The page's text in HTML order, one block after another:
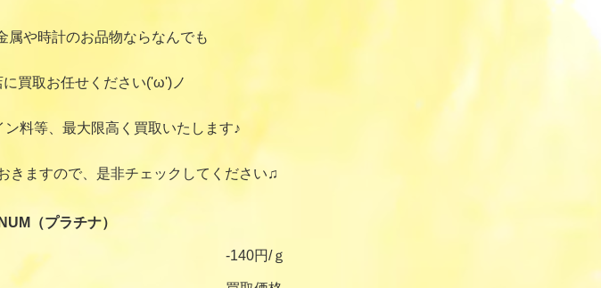
属や時計のお品物ならなんでも
買取お任せください('ω')ノ
料等、最大限高く買取いたします♪
きますので、是非チェックしてください♫
（プラチナ）
-140円/ｇ